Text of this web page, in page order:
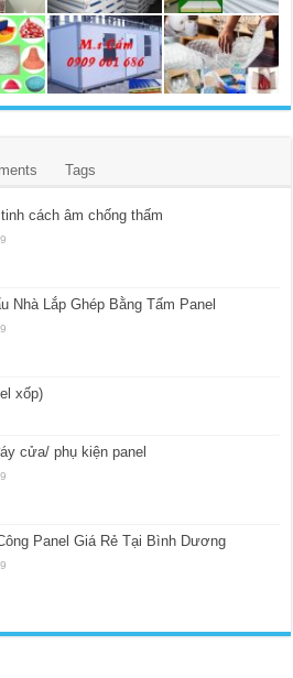
Tags
cách âm chống thấm
Nhà Lắp Ghép Bằng Tấm Panel
xốp)
cửa/ phụ kiện panel
Panel Giá Rẻ Tại Bình Dương